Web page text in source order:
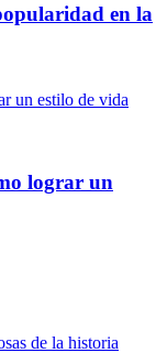
en la
lograr un